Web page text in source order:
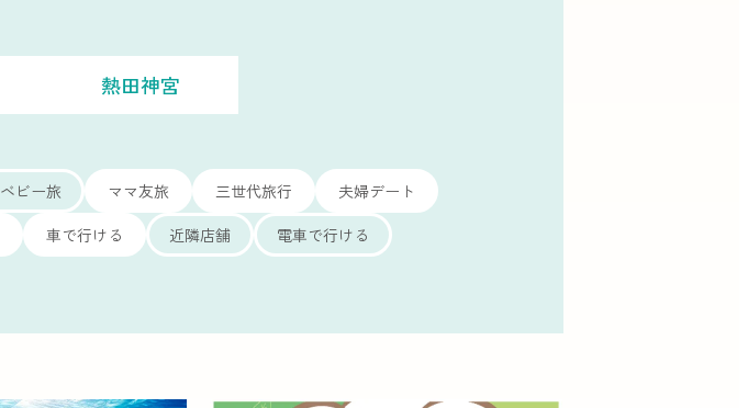
熱田神宮
ベビー旅 ママ友旅 三世代旅行
夫婦デート
車で行ける 近隣店舗 電車で行ける